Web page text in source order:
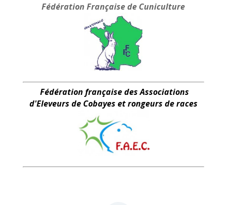
Fédération Française de Cuniculture
Fédération française des Associations
d'Eleveurs de Cobayes et rongeurs de races